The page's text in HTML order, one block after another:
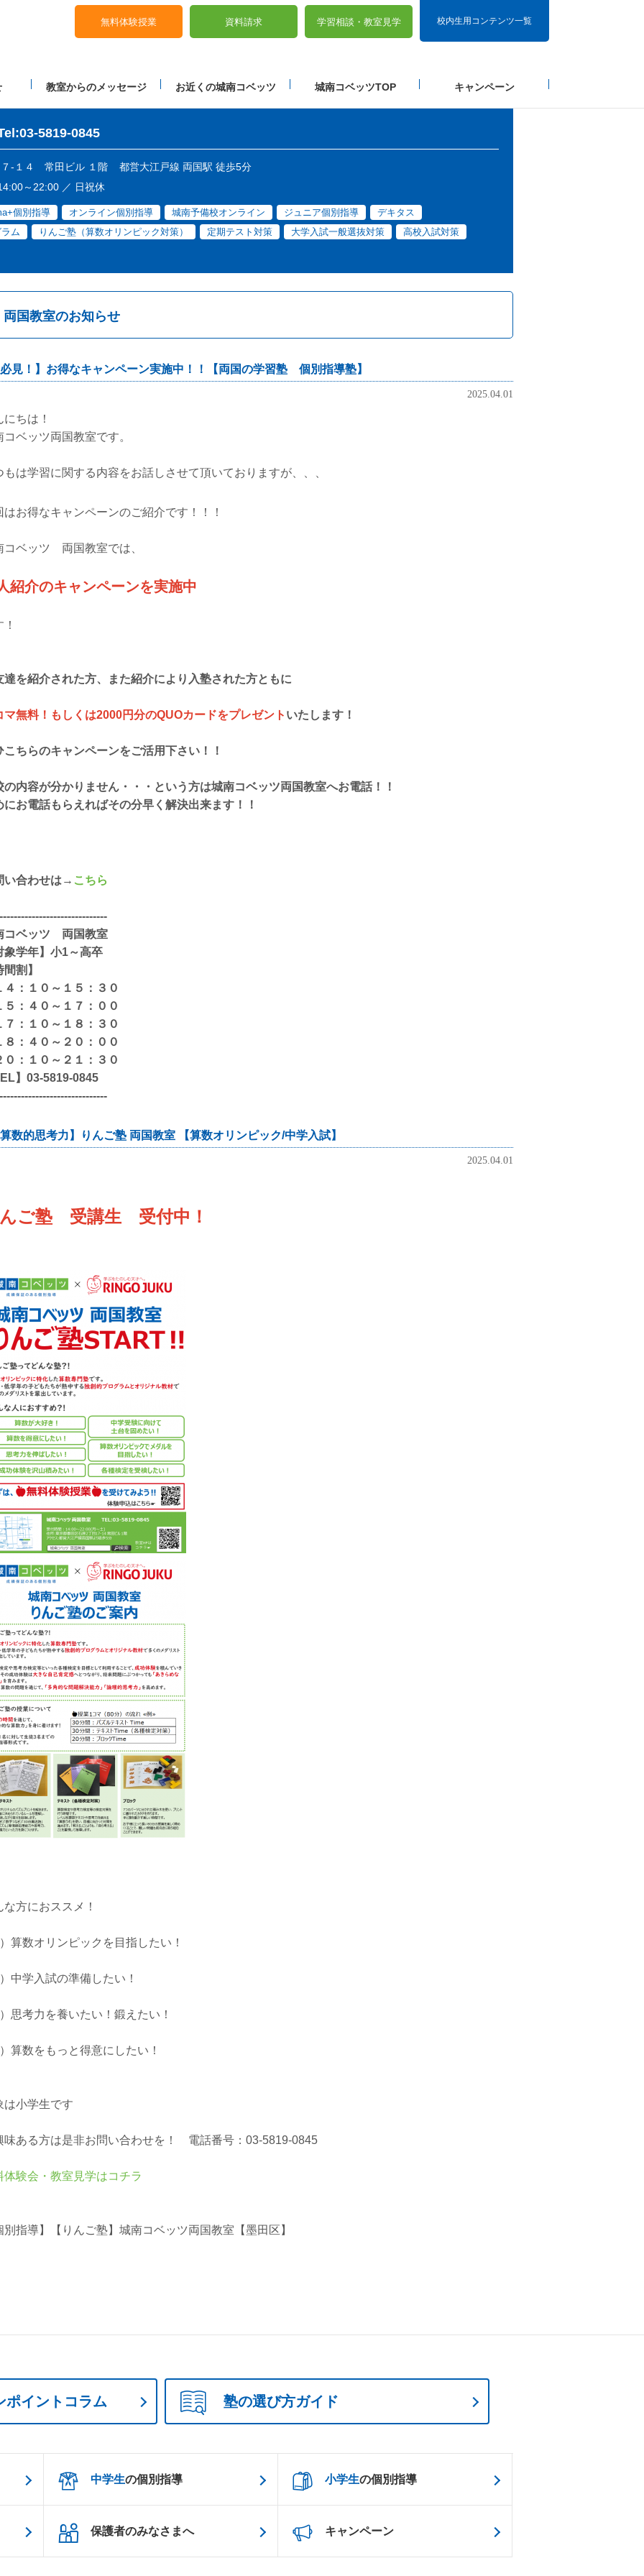
校内生用コンテンツ一覧
無料体験授業 資料請求 学習相談・ 教室見学
教室からのメッセージ お近くの城南コベッツ 城南コベッツTOP キャンペーン
5819-0845
７-１４ 常田ビル １階
都営大江戸線 両国駅 徒歩5分
～22:00 ／ 日祝休
個別指導 オンライン個別指導 城南予備校オンライン ジュニア個別指導
デキタス
ム
りんご塾（算数オリンピック対策） 定期テスト対策 大学入試一般選抜対策 高校入試対策
両国教室のお知らせ
見！】お得なキャンペーン実施中！！【両国の学習塾 個別指導塾】
2025.04.01
にちは！
コベッツ両国教室です。
もは学習に関する内容をお話しさせて頂いておりますが、、、
はお得なキャンペーンのご紹介です！！！
コベッツ 両国教室では、
紹介のキャンペーンを実施中
達を紹介された方、また紹介により入塾された方ともに
マ無料！もしくは2000円分のQUOカードをプレゼント いたします！
こちらのキャンペーンをご活用下さい！！
の内容が分かりません・・・という方は城南コベッツ両国教室へお電話！！
にお電話もらえればその分早く解決出来ます！！
い合わせは→ こちら
コベッツ 両国教室
象学年】小1～高卒
割】
：１０～１５：３０
：４０～１７：００
：１０～１８：３０
：４０～２０：００
：１０～２１：３０
】03-5819-0845
数的思考力】りんご塾 両国教室 【算数オリンピック/中学入試】
2025.04.01
ご塾 受講生 受付中！
な方におススメ！
算数オリンピックを目指したい！
中学入試の準備したい！
思考力を養いたい！鍛えたい！
算数をもっと得意にしたい！
は小学生です
味ある方は是非お問い合わせを！ 電話番号：03-5819-0845
体験会・教室見学はコチラ
別指導】【りんご塾】城南コベッツ両国教室【墨田区】
ポイントコラム 塾の選び方ガイド
中学生の個別指導 小学生の個別指導
保護者のみなさまへ キャンペーン